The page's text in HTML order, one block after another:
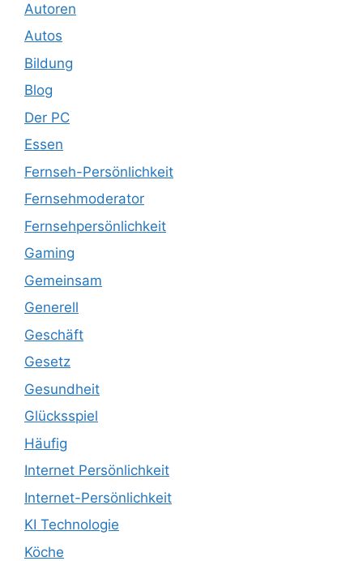
Autoren
Autos
Bildung
Blog
Der PC
Essen
Fernseh-Persönlichkeit
Fernsehmoderator
Fernsehpersönlichkeit
Gaming
Gemeinsam
Generell
Geschäft
Gesetz
Gesundheit
Glücksspiel
Häufig
Internet Persönlichkeit
Internet-Persönlichkeit
KI Technologie
Köche